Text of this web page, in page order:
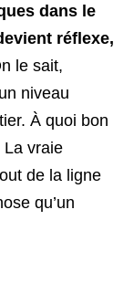
dans le
réflexe,
le sait,
niveau
À quoi bon
La vraie
de la ligne
qu’un